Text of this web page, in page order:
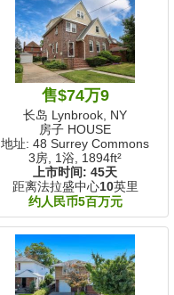
售$74万9
长岛 Lynbrook, NY
房子 HOUSE
地址: 48 Surrey Commons
3房, 1浴, 1894ft²
上市时间: 45天
距离法拉盛中心10英里
约人民币5百万元